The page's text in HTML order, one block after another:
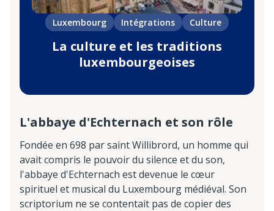
Luxembourg Intégrations Culture
La culture et les traditions
luxembourgeoises
L'abbaye d'Echternach et son rôle
Fondée en 698 par saint Willibrord, un homme qui
avait compris le pouvoir du silence et du son,
l'abbaye d'Echternach est devenue le cœur
spirituel et musical du Luxembourg médiéval. Son
scriptorium ne se contentait pas de copier des